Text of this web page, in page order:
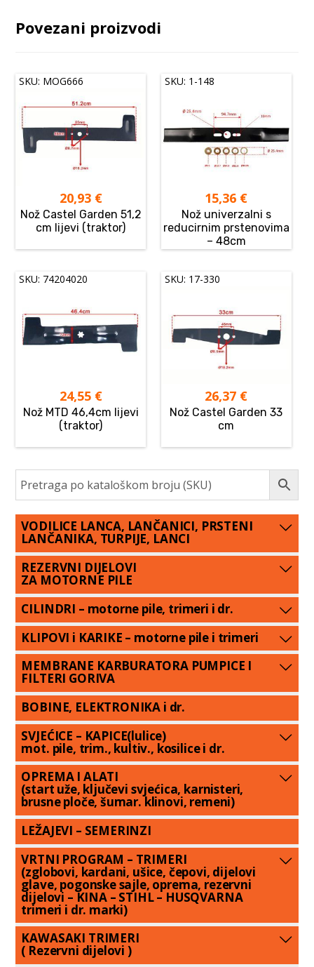
Povezani proizvodi
SKU: MOG666
20,93 €
Nož Castel Garden 51,2
cm lijevi (traktor)
SKU: 1-148
15,36 €
Nož univerzalni s
reducirnim prstenovima
– 48cm
SKU: 74204020
24,55 €
Nož MTD 46,4cm lijevi
(traktor)
SKU: 17-330
26,37 €
Nož Castel Garden 33
cm
VODILICE LANCA, LANČANICI, PRSTENI
LANČANIKA, TURPIJE, LANCI
REZERVNI DIJELOVI
ZA MOTORNE PILE
CILINDRI – motorne pile, trimeri i dr.
KLIPOVI i KARIKE – motorne pile i trimeri
MEMBRANE KARBURATORA PUMPICE I
FILTERI GORIVA
BOBINE, ELEKTRONIKA i dr.
SVJEĆICE – KAPICE(lulice)
mot. pile, trim., kultiv., kosilice i dr.
OPREMA I ALATI
(start uže, ključevi svjećica, karnisteri,
brusne ploče, šumar. klinovi, remeni)
LEŽAJEVI – SEMERINZI
VRTNI PROGRAM – TRIMERI
(zglobovi, kardani, ušice, čepovi, dijelovi
glave, pogonske sajle, oprema, rezervni
dijelovi – KINA – STIHL – HUSQVARNA
trimeri i dr. marki)
KAWASAKI TRIMERI
( Rezervni dijelovi )